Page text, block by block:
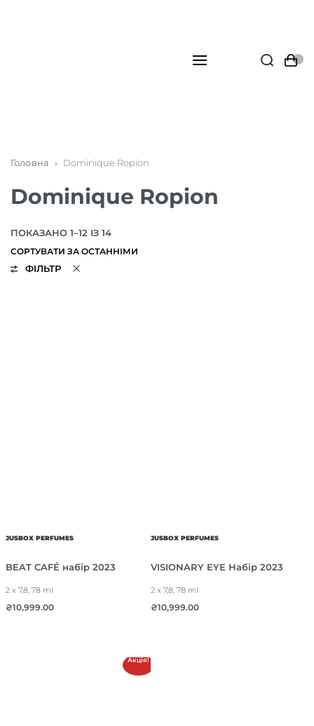
Головна › Dominique Ropion
Dominique Ropion
ПОКАЗАНО 1–12 ІЗ 14
ФІЛЬТР
JUSBOX PERFUMES
BEAT CAFÉ набір 2023
2 x 7,8, 78 ml
₴10,999.00
JUSBOX PERFUMES
VISIONARY EYE Набір 2023
2 x 7,8, 78 ml
₴10,999.00
Акція!